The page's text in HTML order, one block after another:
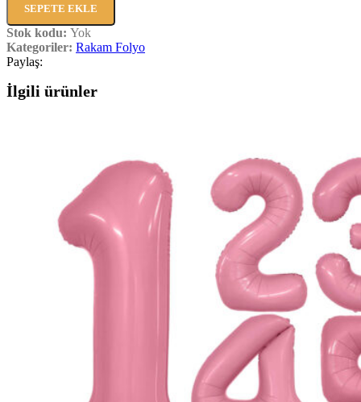
SEPETE EKLE
Stok kodu: Yok
Kategoriler: Rakam Folyo
Paylaş:
İlgili ürünler